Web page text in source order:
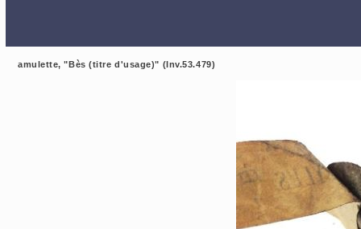
amulette, "Bès (titre d'usage)" (Inv.53.479)